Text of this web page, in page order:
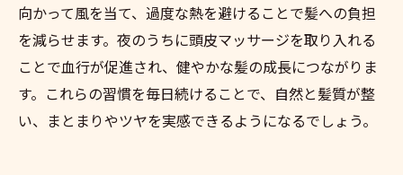
向かって風を当て、過度な熱を避けることで髪への負担
を減らせます。夜のうちに頭皮マッサージを取り入れる
ことで血行が促進され、健やかな髪の成長につながりま
す。これらの習慣を毎日続けることで、自然と髪質が整
い、まとまりやツヤを実感できるようになるでしょう。